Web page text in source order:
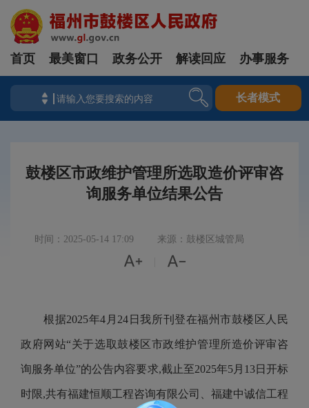
首页 最美窗口 政务公开 解读回应 办事服务
长者模式
鼓楼区市政维护管理所选取造价评审咨
询服务单位结果公告
时间：2025-05-14 17:09 来源：鼓楼区城管局
 
根据2025年4月24日我所刊登在福州市鼓楼区人民
政府网站“关于选取鼓楼区市政维护管理所造价评审咨
询服务单位”的公告内容要求,截止至2025年5月13日开标
时限,共有福建恒顺工程咨询有限公司、福建中诚信工程